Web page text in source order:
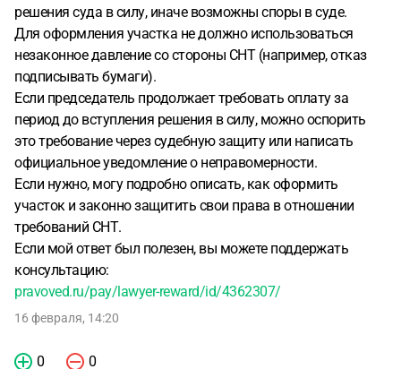
решения суда в силу, иначе возможны споры в суде.
Для оформления участка не должно использоваться
незаконное давление со стороны СНТ (например, отказ
подписывать бумаги).
Если председатель продолжает требовать оплату за
период до вступления решения в силу, можно оспорить
это требование через судебную защиту или написать
официальное уведомление о неправомерности.
Если нужно, могу подробно описать, как оформить
участок и законно защитить свои права в отношении
требований СНТ.
Если мой ответ был полезен, вы можете поддержать
консультацию:
pravoved.ru/pay/lawyer-reward/id/4362307/
16 февраля, 14:20
0 0